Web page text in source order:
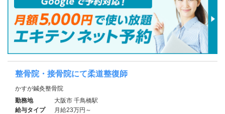
整骨院・接骨院にて柔道整復師
かすが鍼灸整骨院
勤務地
大阪市 千鳥橋駅
給与タイプ
月給23万円～